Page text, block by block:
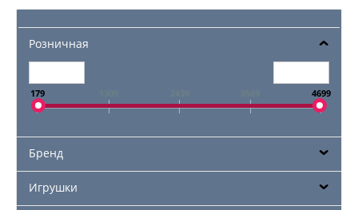
Розничная
179 4699
Бренд
Игрушки